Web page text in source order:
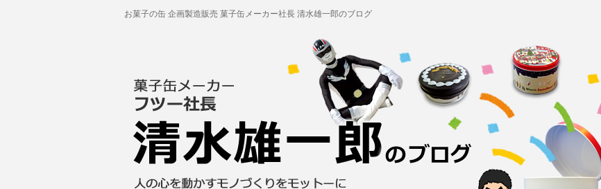
お菓子の缶 企画製造販売 菓子缶メーカー社長 清水雄一郎のブログ